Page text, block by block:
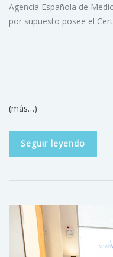
Agencia Española de
por supuesto posee el
(más…)
Seguir leyendo